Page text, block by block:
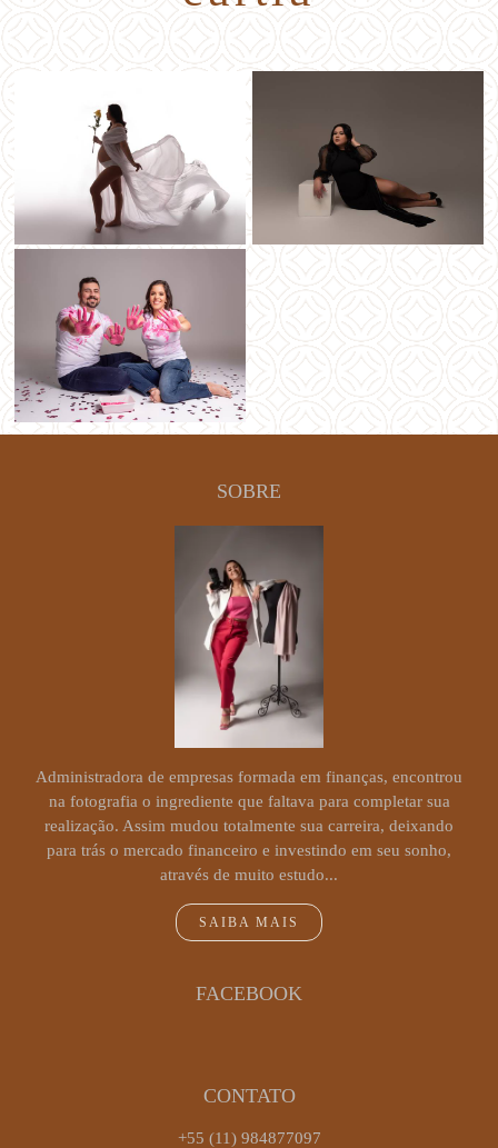
SOBRE
Administradora de empresas formada em finanças, encontrou
na fotografia o ingrediente que faltava para completar sua
realização. Assim mudou totalmente sua carreira, deixando
para trás o mercado financeiro e investindo em seu sonho,
através de muito estudo...
SAIBA MAIS
FACEBOOK
CONTATO
+55 (11) 984877097